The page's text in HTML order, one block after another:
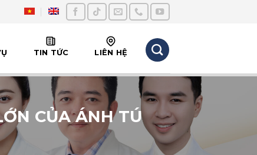
TIN TỨC LIÊN HỆ
CỦA ÁNH TÚ